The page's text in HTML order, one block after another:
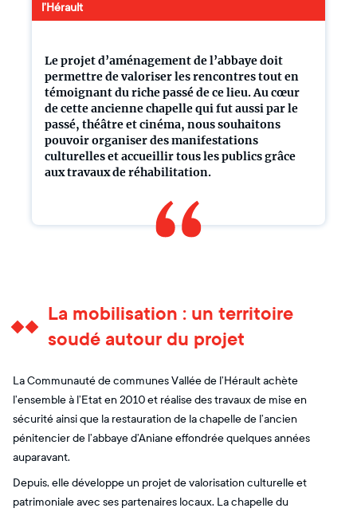
Le projet d’aménagement de l’abbaye doit
permettre de valoriser les rencontres tout en
témoignant du riche passé de ce lieu. Au cœur
de cette ancienne chapelle qui fut aussi par le
passé, théâtre et cinéma, nous souhaitons
pouvoir organiser des manifestations
culturelles et accueillir tous les publics grâce
aux travaux de réhabilitation.
l’Hérault
La mobilisation : un territoire
soudé autour du projet
La Communauté de communes Vallée de l’Hérault achète
l’ensemble à l’Etat en 2010 et réalise des travaux de mise en
sécurité ainsi que la restauration de la chapelle de l’ancien
pénitencier de l’abbaye d’Aniane effondrée quelques années
auparavant.
Depuis, elle développe un projet de valorisation culturelle et
patrimoniale avec ses partenaires locaux. La chapelle du